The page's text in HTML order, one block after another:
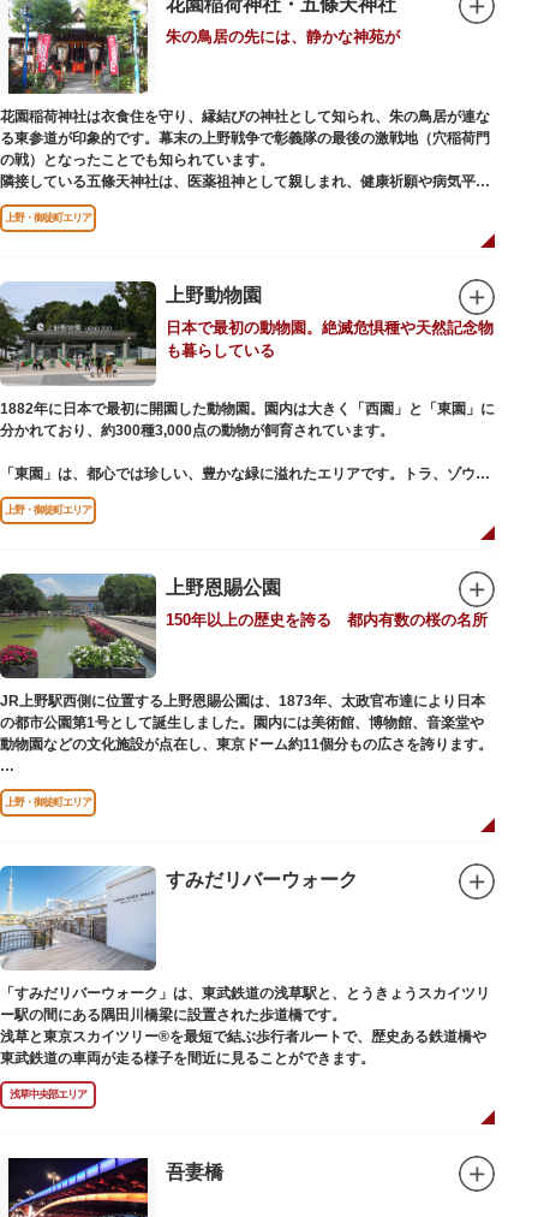
ご本尊である辯才天は、音楽と芸能の守り神として広く信仰され、
「辯”財”天」とも書くことから、金運上昇といったご利益もあると言われて
います。辯才天は琵琶を持った姿で知られていますが、不忍池辯天堂の辯才
天は、8本の腕に煩悩を破壊する武器をお持ちになっている「八臂辯才天
（はっぴべんざいてん）」。9月に行われる「巳成金（みなるかね）大祭」
で目にすることができます。
不忍池辯天堂には、豊臣秀吉公が大切にしていたという伝説のある、谷中七
福神とは別の「大黒天」も祀られています。
朱の鳥居の先には、静かな神苑が
花園稲荷神社は衣食住を守り、縁結びの神社として知られ、朱の鳥居が連な
る東参道が印象的です。幕末の上野戦争で彰義隊の最後の激戦地（穴稲荷門
の戦）となったことでも知られています。
隣接している五條天神社は、医薬祖神として親しまれ、健康祈願や病気平癒
祈願の参拝者が多く、相殿には菅原道真公も祀られています。
境内がつながっており、まるでひとつの神社かのように並んで鎮座していま
すが、それぞれ別々の由緒の独立した神社です。どちらの御朱印も五條天神
参拝は6:00～17:00（御朱印の授与は9:00～17:00）
上野・御徒町エリア
上野動物園
日本で最初の動物園。絶滅危惧種や天然記念物
も暮らしている
1882年に日本で最初に開園した動物園。園内は大きく「西園」と「東園」に
分かれており、約300種3,000点の動物が飼育されています。
「東園」は、都心では珍しい、豊かな緑に溢れたエリアです。トラ、ゾウな
どが住む森エリアや、ホッキョクグマやアザラシが住む海エリアでは、水浴
びなど迫力あるシーンが目撃できることもあります。国指定重要文化財の
一方「西園」は、蓮の名所としても知られる風光明媚な「不忍池」のほとり
に位置する区域。キリンやサイなどの人気動物をはじめ、アイアイや“動か
ない鳥”として話題のハシビロコウなどユニークな種も見られます。
子ども動物園「すてっぷ」では、小動物を間近で観察することを通じて、命
の大切さや生きものの魅力が学べる体験プログラムが実施されています。
歩き疲れたり、お腹が空いてきたら、園内にいくつかあるフードショップで
休憩しましょう。それぞれのお店で、動物たちをモチーフにした可愛いフー
も必見です。
上野・御徒町エリア
上野恩賜公園
150年以上の歴史を誇る 都内有数の桜の名所
JR上野駅西側に位置する上野恩賜公園は、1873年、太政官布達により日本
の都市公園第1号として誕生しました。園内には美術館、博物館、音楽堂や
動物園などの文化施設が点在し、東京ドーム約11個分もの広さを誇ります。
ソメイヨシノやヤマザクラなど約1,200本の桜が植えられた園内は、桜の名
所としても有名。シーズンにはライトアップされた夜桜が一層風情を添え、
例年延べ330万人近い人出となります。不忍池（しのばずのいけ）は江戸時
ので、バードウォッチングを楽しむ人の姿も見られるスポットです。
美術館や博物館で国内外の芸術作品や文化・自然科学に触れたり、歴史の薫
りを感じながら史跡巡りを楽しんではいかがでしょうか。1日では見てまわ
りきれないほどの魅力にあふれた公園です。
上野・御徒町エリア
すみだリバーウォーク
「すみだリバーウォーク」は、東武鉄道の浅草駅と、とうきょうスカイツリ
ー駅の間にある隅田川橋梁に設置された歩道橋です。
浅草と東京スカイツリー®を最短で結ぶ歩行者ルートで、歴史ある鉄道橋や
東武鉄道の車両が走る様子を間近に見ることができます。
浅草中央部エリア
吾妻橋